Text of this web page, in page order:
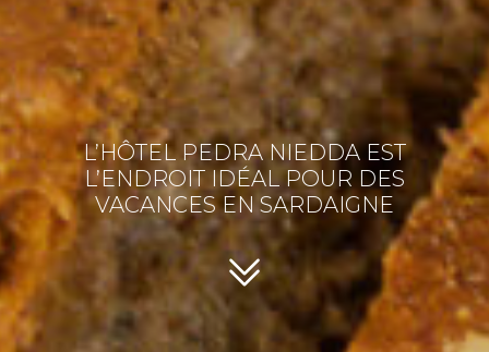
L’HÔTEL PEDRA NIEDDA EST
L’ENDROIT IDÉAL POUR DES
VACANCES EN SARDAIGNE